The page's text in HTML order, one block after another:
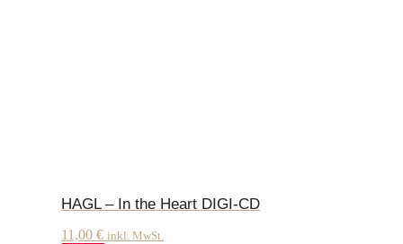
HAGL – In the Heart DIGI-CD
11,00 € inkl. MwSt.